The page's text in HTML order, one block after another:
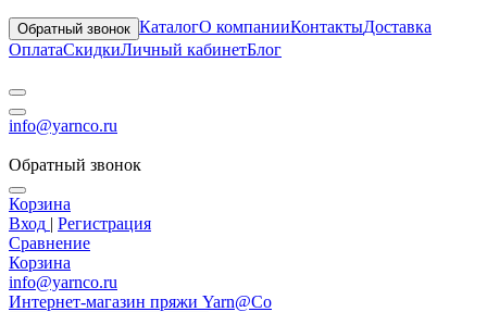
Обратный звонок КаталогО компанииКонтактыДоставка
ОплатаСкидкиЛичный кабинетБлог
info@yarnco.ru
Обратный звонок
Корзина
Вход | Регистрация
Сравнение
Корзина
info@yarnco.ru
Интернет-магазин пряжи Yarn@Co